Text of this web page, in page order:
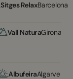
Sitges RelaxBarcelona
Vall NaturaGirona
AlbufeiraAlgarve